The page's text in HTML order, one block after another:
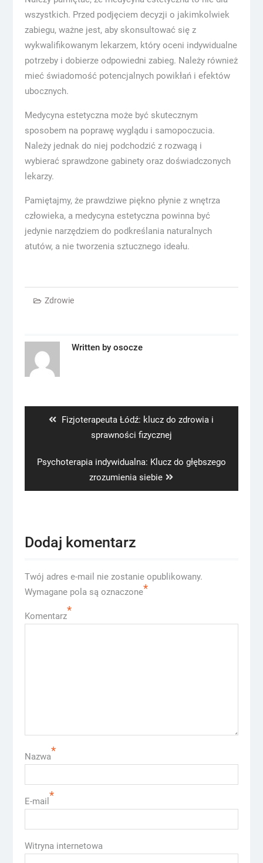
wszystkich. Przed podjęciem decyzji o jakimkolwiek
zabiegu, ważne jest, aby skonsultować się z
wykwalifikowanym lekarzem, który oceni indywidualne
potrzeby i dobierze odpowiedni zabieg. Należy również
mieć świadomość potencjalnych powikłań i efektów
ubocznych.
Medycyna estetyczna może być skutecznym
sposobem na poprawę wyglądu i samopoczucia.
Należy jednak do niej podchodzić z rozwagą i
wybierać sprawdzone gabinety oraz doświadczonych
lekarzy.
Pamiętajmy, że prawdziwe piękno płynie z wnętrza
człowieka, a medycyna estetyczna powinna być
jedynie narzędziem do podkreślania naturalnych
atutów, a nie tworzenia sztucznego ideału.
Zdrowie
Written by osocze
Previous
Fizjoterapeuta Łódź: klucz do zdrowia i
sprawności fizycznej
Next
Psychoterapia indywidualna: Klucz do głębszego
zrozumienia siebie
Dodaj komentarz
Twój adres e-mail nie zostanie opublikowany.
Wymagane pola są oznaczone*
Komentarz*
Nazwa*
E-mail *
Witryna internetowa